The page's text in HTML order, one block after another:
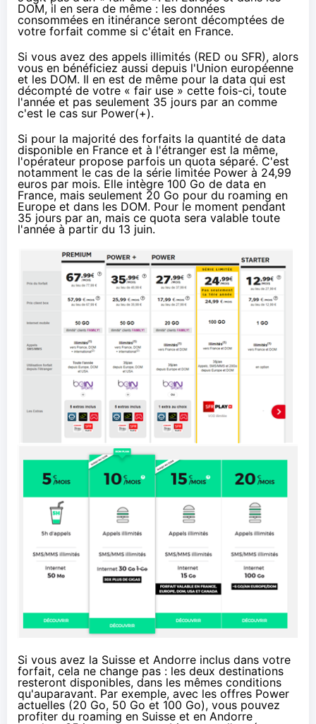
DOM, il en sera de même : les données
consommées en itinérance seront décomptées de
votre forfait comme si c'était en France.
Si vous avez des appels illimités (RED ou SFR), alors
vous en bénéficiez aussi depuis l'Union européenne
et les DOM. Il en est de même pour la data qui est
décompté de votre « fair use » cette fois-ci, toute
l'année et pas seulement 35 jours par an comme
c'est le cas sur Power(+).
Si pour la majorité des forfaits la quantité de data
disponible en France et à l'étranger est la même,
l'opérateur propose parfois un quota séparé. C'est
notamment le cas de la série limitée Power à 24,99
euros par mois. Elle intègre 100 Go de data en
France, mais seulement 20 Go pour du roaming en
Europe et dans les DOM. Pour le moment pendant
35 jours par an, mais ce quota sera valable toute
l'année à partir du 13 juin.
Si vous avez la Suisse et Andorre inclus dans votre
forfait, cela ne change pas : les deux destinations
resteront disponibles, dans les mêmes conditions
qu'auparavant. Par exemple, avec les offres Power
actuelles (20 Go, 50 Go et 100 Go), vous pouvez
profiter du roaming en Suisse et en Andorre